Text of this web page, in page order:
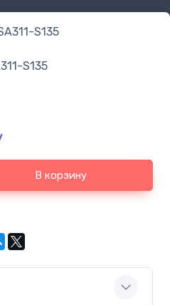
S135
В корзину